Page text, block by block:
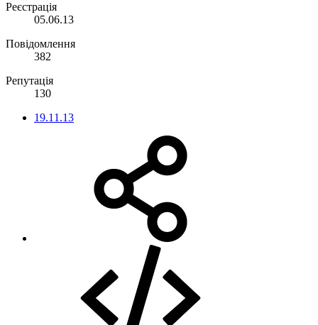
Реєстрація
05.06.13
Повідомлення
382
Репутація
130
19.11.13